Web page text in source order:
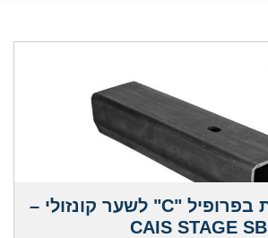
קורה קונזולית בפרופיל "C" לשער קונזולי –
CAIS STAGE SB